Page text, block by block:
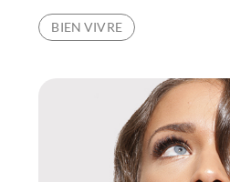
CONSEILS
POUR
ÉTABLES
BIEN VIVRE